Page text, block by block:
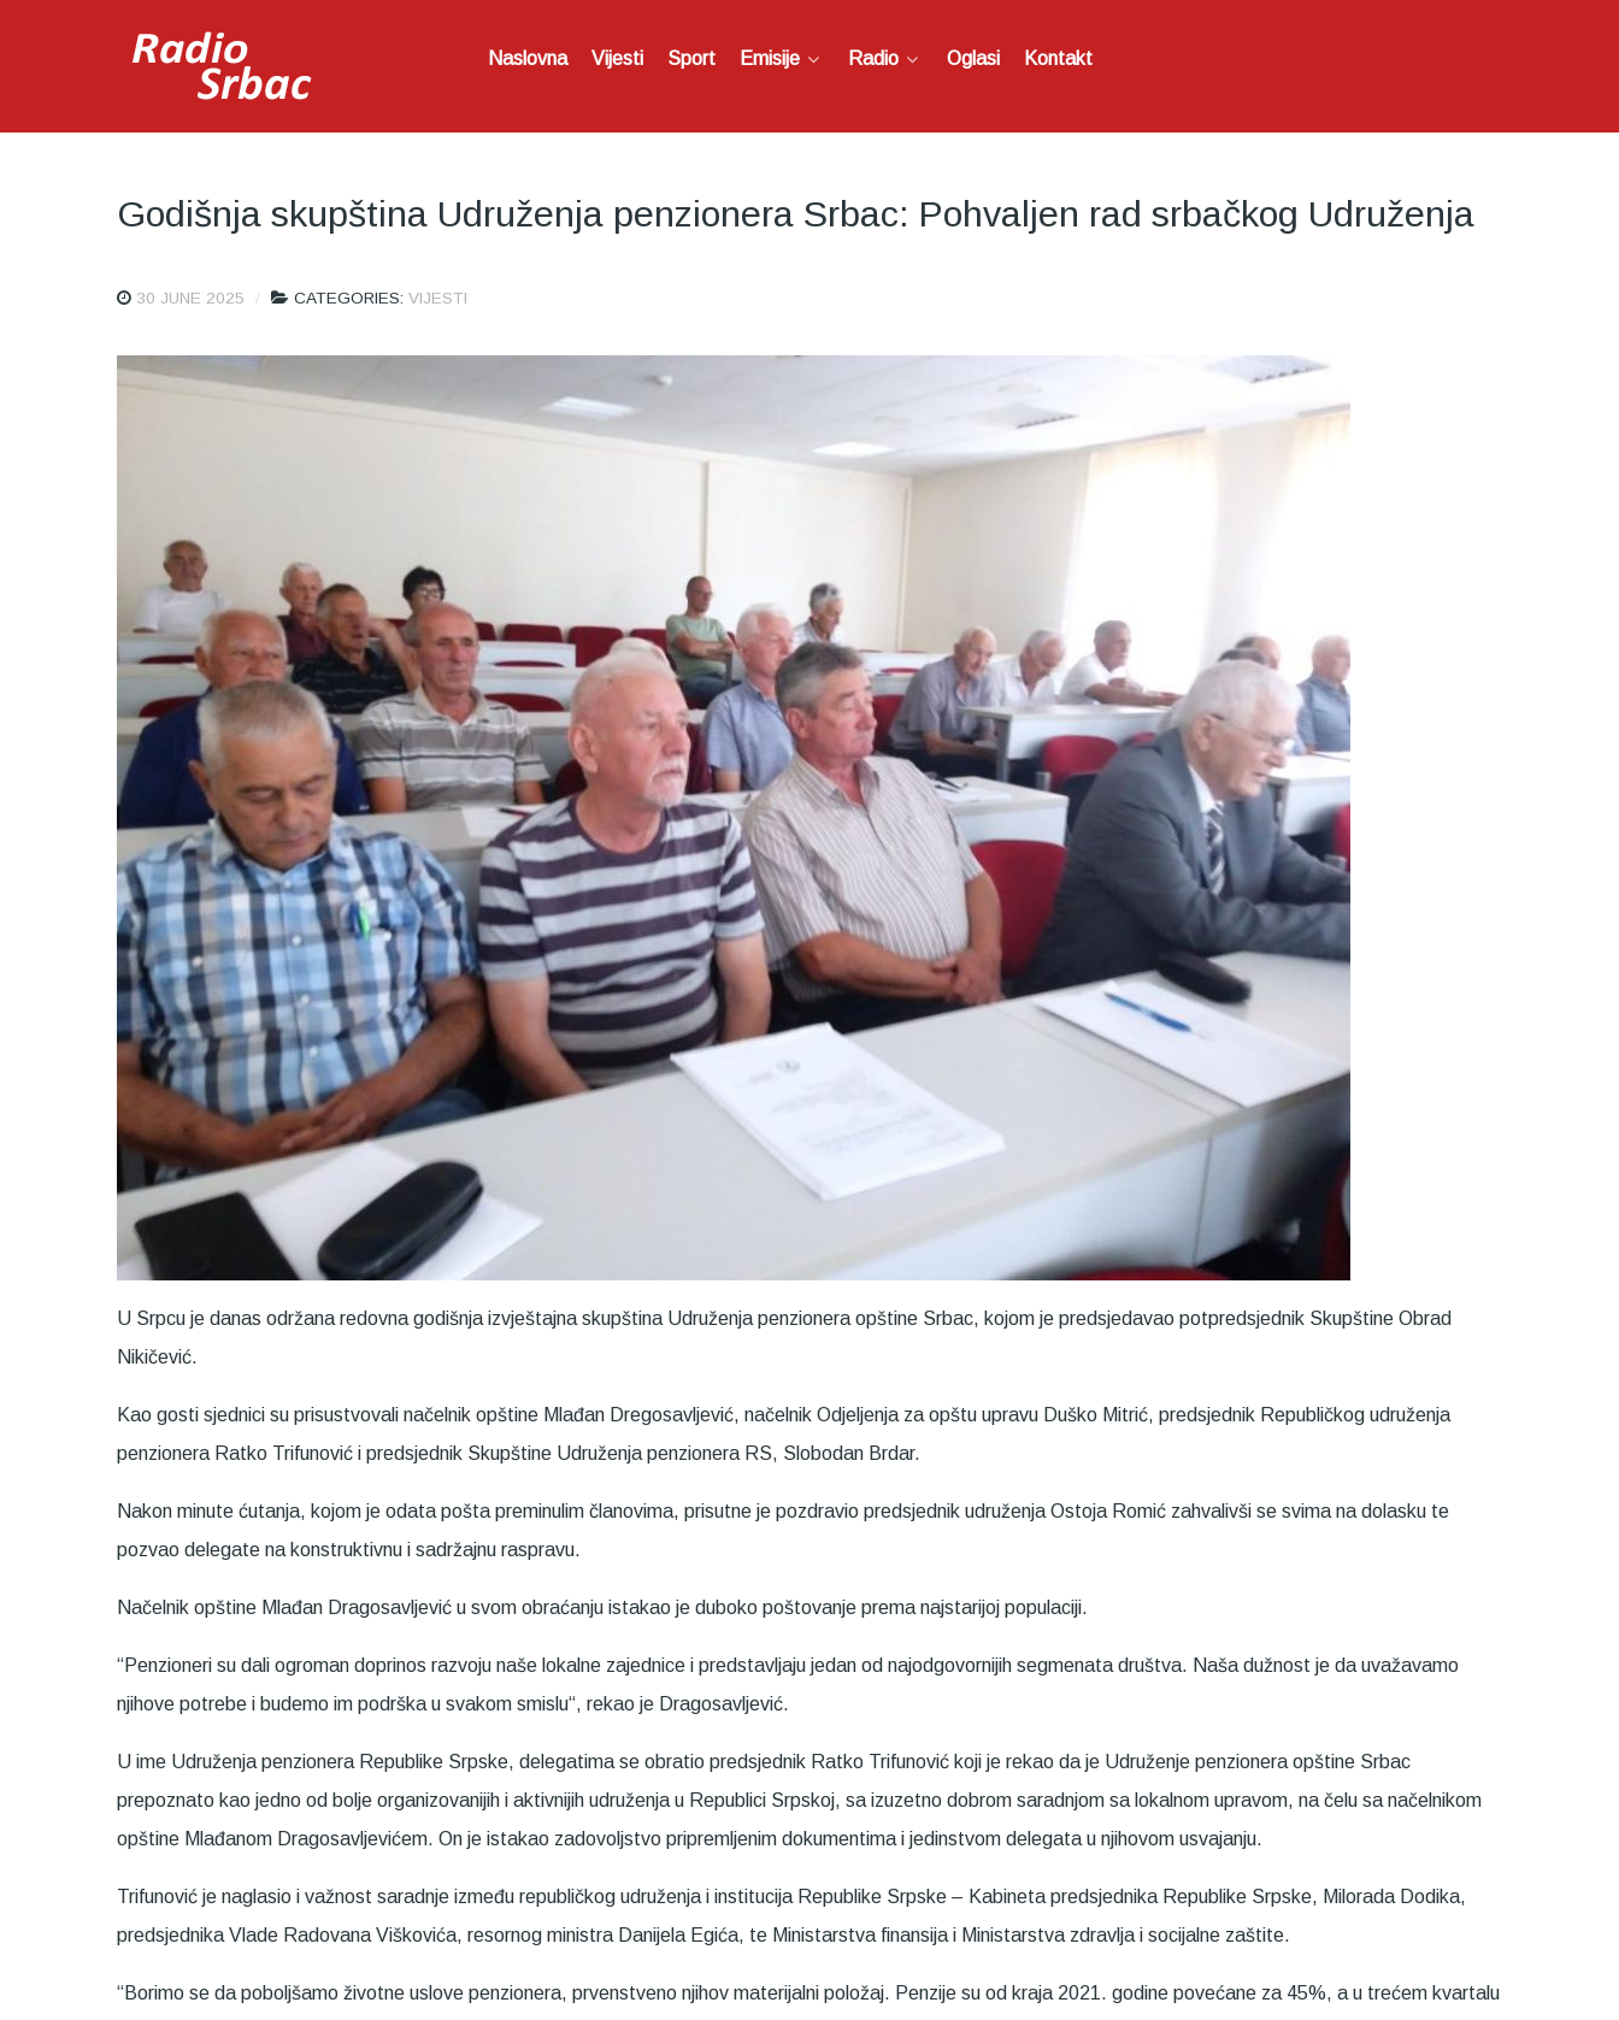
Naslovna Vijesti Sport Emisije Radio Oglasi Kontakt
Godišnja skupština Udruženja penzionera Srbac: Pohvaljen rad srbačkog Udruženja
30 JUNE 2025 CATEGORIES: VIJESTI
U Srpcu je danas održana redovna godišnja izvještajna skupština Udruženja penzionera opštine Srbac, kojom je predsjedavao potpredsjednik Skupštine Obrad
Nikičević.
Kao gosti sjednici su prisustvovali načelnik opštine Mlađan Dregosavljević, načelnik Odjeljenja za opštu upravu Duško Mitrić, predsjednik Republičkog udruženja
penzionera Ratko Trifunović i predsjednik Skupštine Udruženja penzionera RS, Slobodan Brdar.
Nakon minute ćutanja, kojom je odata pošta preminulim članovima, prisutne je pozdravio predsjednik udruženja Ostoja Romić zahvalivši se svima na dolasku te
pozvao delegate na konstruktivnu i sadržajnu raspravu.
Načelnik opštine Mlađan Dragosavljević u svom obraćanju istakao je duboko poštovanje prema najstarijoj populaciji.
“Penzioneri su dali ogroman doprinos razvoju naše lokalne zajednice i predstavljaju jedan od najodgovornijih segmenata društva. Naša dužnost je da uvažavamo
njihove potrebe i budemo im podrška u svakom smislu“, rekao je Dragosavljević.
U ime Udruženja penzionera Republike Srpske, delegatima se obratio predsjednik Ratko Trifunović koji je rekao da je Udruženje penzionera opštine Srbac
prepoznato kao jedno od bolje organizovanijih i aktivnijih udruženja u Republici Srpskoj, sa izuzetno dobrom saradnjom sa lokalnom upravom, na čelu sa načelnikom
opštine Mlađanom Dragosavljevićem. On je istakao zadovoljstvo pripremljenim dokumentima i jedinstvom delegata u njihovom usvajanju.
Trifunović je naglasio i važnost saradnje između republičkog udruženja i institucija Republike Srpske – Kabineta predsjednika Republike Srpske, Milorada Dodika,
predsjednika Vlade Radovana Viškovića, resornog ministra Danijela Egića, te Ministarstva finansija i Ministarstva zdravlja i socijalne zaštite.
“Borimo se da poboljšamo životne uslove penzionera, prvenstveno njihov materijalni položaj. Penzije su od kraja 2021. godine povećane za 45%, a u trećem kvartalu